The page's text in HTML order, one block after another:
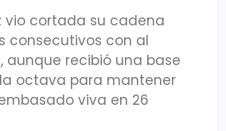
vio cortada su cadena
consecutivos con al
aunque recibió una base
octava para mantener
viva en 26